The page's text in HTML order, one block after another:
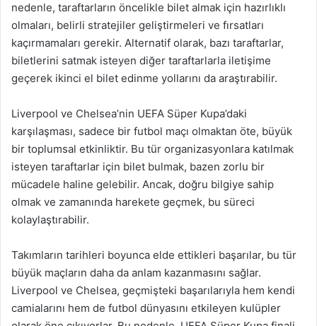
nedenle, taraftarların öncelikle bilet almak için hazırlıklı
olmaları, belirli stratejiler geliştirmeleri ve fırsatları
kaçırmamaları gerekir. Alternatif olarak, bazı taraftarlar,
biletlerini satmak isteyen diğer taraftarlarla iletişime
geçerek ikinci el bilet edinme yollarını da araştırabilir.
Liverpool ve Chelsea’nin UEFA Süper Kupa’daki
karşılaşması, sadece bir futbol maçı olmaktan öte, büyük
bir toplumsal etkinliktir. Bu tür organizasyonlara katılmak
isteyen taraftarlar için bilet bulmak, bazen zorlu bir
mücadele haline gelebilir. Ancak, doğru bilgiye sahip
olmak ve zamanında harekete geçmek, bu süreci
kolaylaştırabilir.
Takımların tarihleri boyunca elde ettikleri başarılar, bu tür
büyük maçların daha da anlam kazanmasını sağlar.
Liverpool ve Chelsea, geçmişteki başarılarıyla hem kendi
camialarını hem de futbol dünyasını etkileyen kulüpler